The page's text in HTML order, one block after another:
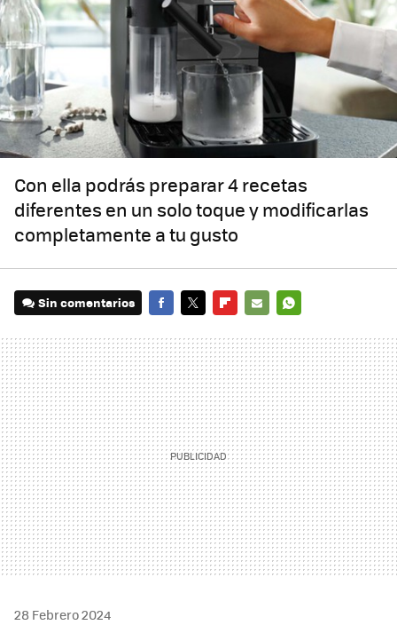
Con ella podrás preparar 4 recetas
diferentes en un solo toque y modificarlas
completamente a tu gusto
Sin comentarios
MAIL
28 Febrero 2024